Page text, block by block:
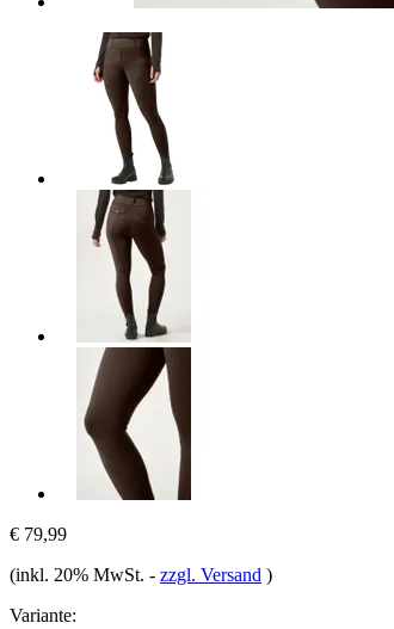
€ 79,99
(inkl. 20% MwSt. - zzgl. Versand )
Variante: